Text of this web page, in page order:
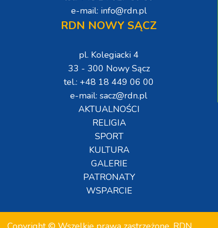
e-mail: info@rdn.pl
RDN NOWY SĄCZ
pl. Kolegiacki 4
33 - 300 Nowy Sącz
tel.: +48 18 449 06 00
e-mail: sacz@rdn.pl
AKTUALNOŚCI
RELIGIA
SPORT
KULTURA
GALERIE
PATRONATY
WSPARCIE